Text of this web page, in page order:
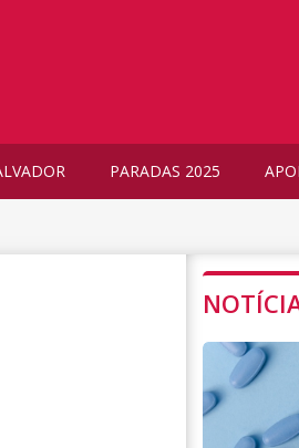
PARADAS 2025